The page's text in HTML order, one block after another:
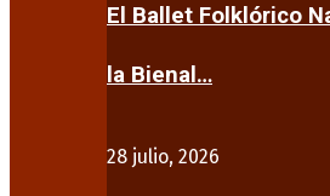
El Ballet Folklórico
la Bienal…
28 julio, 2026